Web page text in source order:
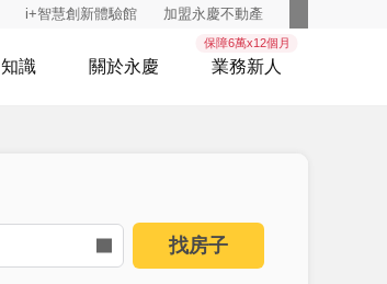
i+智慧創新體驗館 加盟永慶不動產
知識 關於永慶
保障6萬x12個月
業務新人
找房子